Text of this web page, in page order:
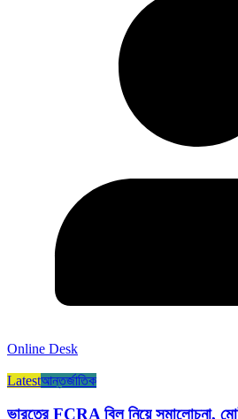
Online Desk
Latestআন্তর্জাতিক
ভারতের FCRA বিল নিয়ে সমালোচনা,